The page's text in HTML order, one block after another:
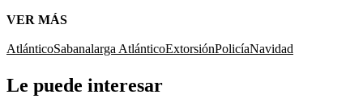
VER MÁS
AtlánticoSabanalarga AtlánticoExtorsiónPolicíaNavidad
Le puede interesar